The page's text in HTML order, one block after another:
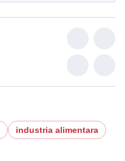
industria alimentara